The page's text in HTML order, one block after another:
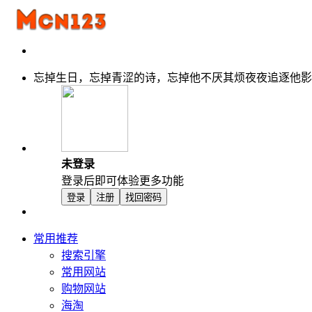
忘掉生日，忘掉青涩的诗，忘掉他不厌其烦夜夜追逐他
未登录
登录后即可体验更多功能
登录 注册 找回密码
常用推荐
搜索引擎
常用网站
购物网站
海淘